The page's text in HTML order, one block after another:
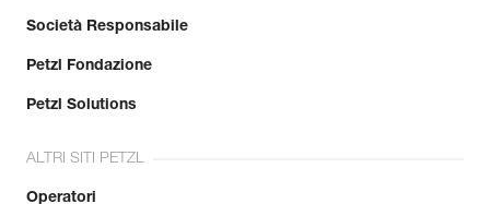
Società Responsabile
Petzl Fondazione
Petzl Solutions
ALTRI SITI PETZL
Operatori